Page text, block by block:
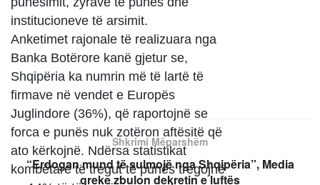
institucioneve të arsimit.
Anketimet rajonale të realizuara nga
Banka Botërore kanë gjetur se,
Shqipëria ka numrin më të lartë të
firmave në vendet e Europës
Juglindore (36%), që raportojnë se
forca e punës nuk zotëron aftësitë që
ato kërkojnë. Ndërsa statistikat
kombëtare të tregut të punës tregojnë
Shkrimi Mëparshëm
“Erdogan mund të sulmojë nga Shqipëria”, Media
greke zbulon dekretin e luftës